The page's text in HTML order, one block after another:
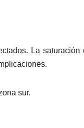
La
sur.